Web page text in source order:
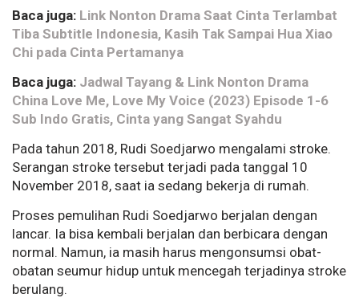
Baca juga: Link Nonton Drama Saat Cinta Terlambat
Tiba Subtitle Indonesia, Kasih Tak Sampai Hua Xiao
Chi pada Cinta Pertamanya
Baca juga: Jadwal Tayang & Link Nonton Drama
China Love Me, Love My Voice (2023) Episode 1-6
Sub Indo Gratis, Cinta yang Sangat Syahdu
Pada tahun 2018, Rudi Soedjarwo mengalami stroke.
Serangan stroke tersebut terjadi pada tanggal 10
November 2018, saat ia sedang bekerja di rumah.
Proses pemulihan Rudi Soedjarwo berjalan dengan
lancar. Ia bisa kembali berjalan dan berbicara dengan
normal. Namun, ia masih harus mengonsumsi obat-
obatan seumur hidup untuk mencegah terjadinya stroke
berulang.